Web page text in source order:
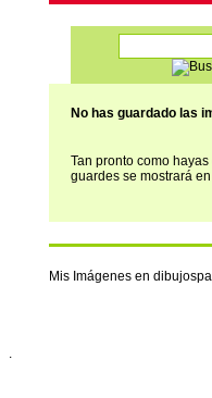
No has guardado las
Tan pronto como
guardes se mostrará
Mis Imágenes en
.